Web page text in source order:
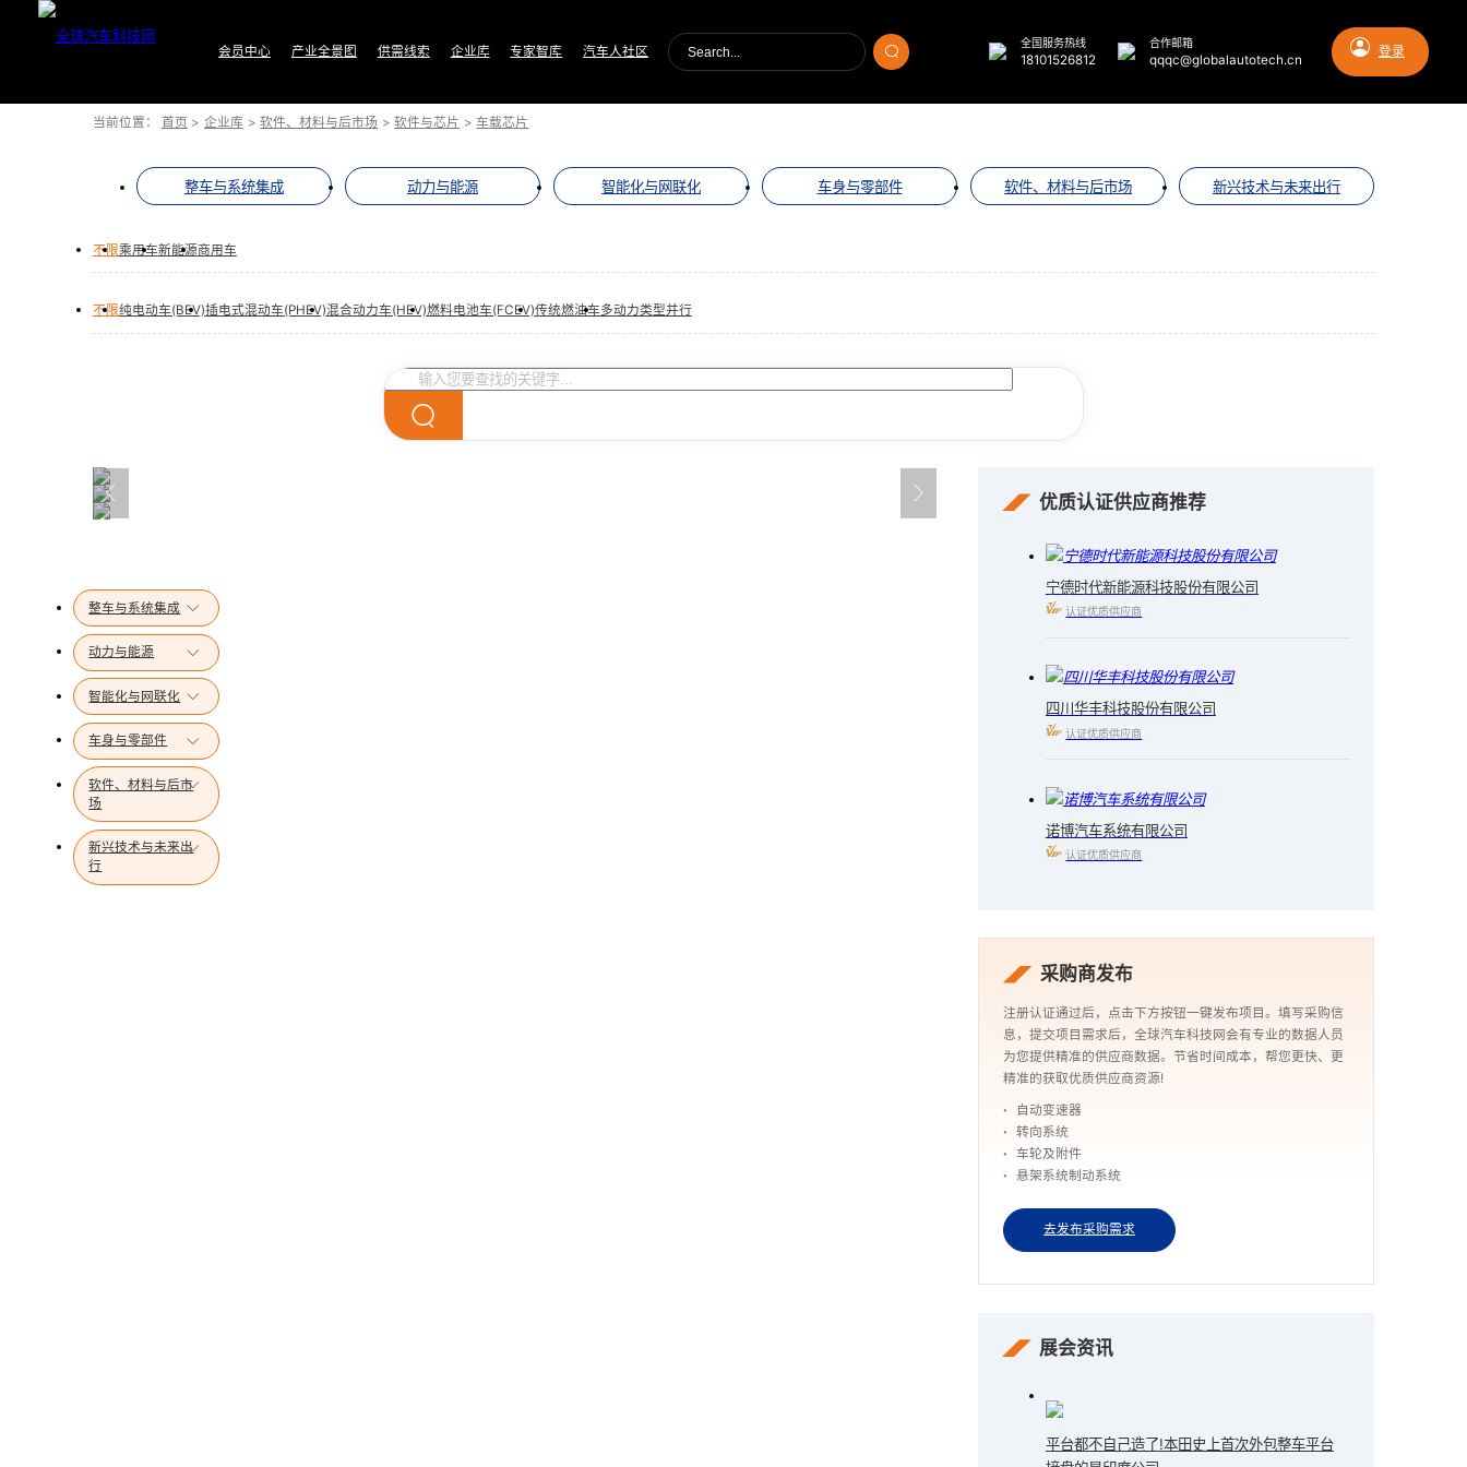
会员中心 产业全景图 供需线索 企业库 专家智库 汽车人社区
全国服务热线
18101526812
合作邮箱
qqqc@globalautotech.cn
登录
当前位置： 首页 > 企业库 > 软件、材料与后市场 > 软件与芯片 > 车载芯片
整车与系统集成 动力与能源 智能化与网联化 车身与零部件 软件、材料与后市场 新兴技术与未来出行
整车与系统集成
动力与能源
智能化与网联化
车身与零部件
软件、材料与后市
场
新兴技术与未来出
行
不限乘用车新能源商用车
不限纯电动车(BEV)插电式混动车(PHEV)混合动力车(HEV)燃料电池车(FCEV)传统燃油车多动力类型并行
优质认证供应商推荐
宁德时代新能源科技股份有限公司
认证优质供应商
四川华丰科技股份有限公司
认证优质供应商
诺博汽车系统有限公司
认证优质供应商
采购商发布
注册认证通过后，点击下方按钮一键发布项目。填写采购信
息，提交项目需求后，全球汽车科技网会有专业的数据人员
为您提供精准的供应商数据。节省时间成本，帮您更快、更
精准的获取优质供应商资源!
自动变速器
转向系统
车轮及附件
悬架系统制动系统
去发布采购需求
展会资讯
平台都不自己造了!本田史上首次外包整车平台